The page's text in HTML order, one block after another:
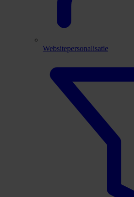
Websitepersonalisatie